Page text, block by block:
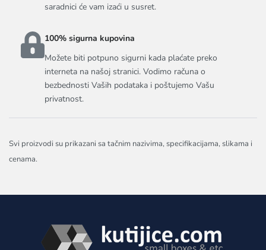
saradnici će vam izaći u susret.
100% sigurna kupovina
Možete biti potpuno sigurni kada plaćate preko
interneta na našoj stranici. Vodimo računa o
bezbednosti Vaših podataka i poštujemo Vašu
privatnost.
Svi proizvodi su prikazani sa tačnim nazivima, specifikacijama, slikama i
cenama.